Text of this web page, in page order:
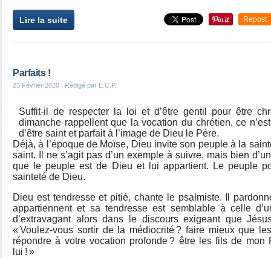
Lire la suite Repost
Parfaits !
23 Février 2020 , Rédigé par E.C.P.
Suffit-il de respecter la loi et d’être gentil pour être
dimanche rappellent que la vocation du chrétien, ce
d’être saint et parfait à l’image de Dieu le Père.
Déjà, à l’époque de Moïse, Dieu invite son peuple à la
saint. Il ne s’agit pas d’un exemple à suivre, mais bien
que le peuple est de Dieu et lui appartient. Le peuple
sainteté de Dieu.
Dieu est tendresse et pitié, chante le psalmiste. Il
appartiennent et sa tendresse est semblable à celle
d’extravagant alors dans le discours exigeant que
« Voulez-vous sortir de la médiocrité ? faire mieux que
répondre à votre vocation profonde ? être les fils de mon
lui ! »